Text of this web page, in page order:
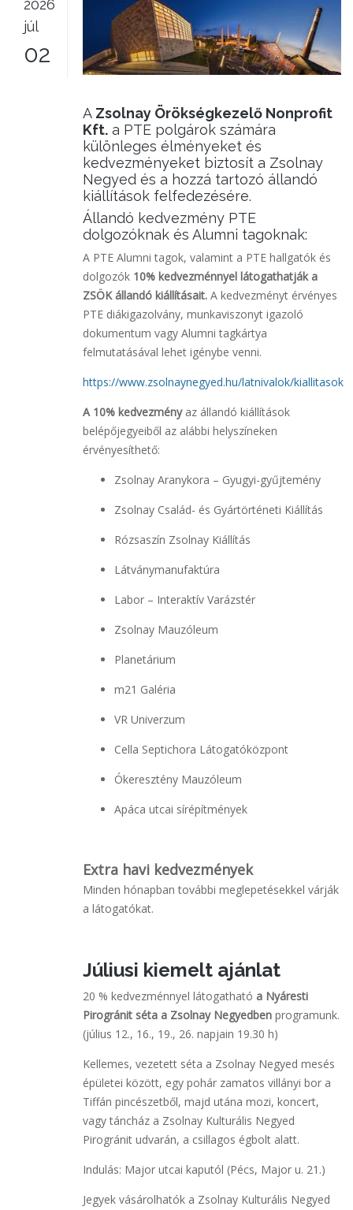
2026
júl
02
A Zsolnay Örökségkezelő Nonprofit
Kft. a PTE polgárok számára
különleges élményeket és
kedvezményeket biztosít a Zsolnay
Negyed és a hozzá tartozó állandó
kiállítások felfedezésére.
Állandó kedvezmény PTE
dolgozóknak és Alumni tagoknak:
A PTE Alumni tagok, valamint a PTE hallgatók és
dolgozók 10% kedvezménnyel látogathatják a
ZSÖK állandó kiállításait. A kedvezményt érvényes
PTE diákigazolvány, munkaviszonyt igazoló
dokumentum vagy Alumni tagkártya
felmutatásával lehet igénybe venni.
https://www.zsolnaynegyed.hu/latnivalok/kiallitasok
A 10% kedvezményaz állandó kiállítások
belépőjegyeiből az alábbi helyszíneken
érvényesíthető:
Zsolnay Aranykora – Gyugyi-gyűjtemény
Zsolnay Család- és Gyártörténeti Kiállítás
Rózsaszín Zsolnay Kiállítás
Látványmanufaktúra
Labor – Interaktív Varázstér
Zsolnay Mauzóleum
Planetárium
m21 Galéria
VR Univerzum
Cella Septichora Látogatóközpont
Ókeresztény Mauzóleum
Apáca utcai sírépítmények
Extra havi kedvezmények
Minden hónapban további meglepetésekkel várják
a látogatókat.
Júliusi kiemelt ajánlat
20 % kedvezménnyel látogatható a Nyáresti
Pirogránit séta a Zsolnay Negyedben programunk.
(július 12., 16., 19., 26. napjain 19.30 h)
Kellemes, vezetett séta a Zsolnay Negyed mesés
épületei között, egy pohár zamatos villányi bor a
Tiffán pincészetből, majd utána mozi, koncert,
vagy táncház a Zsolnay Kulturális Negyed
Pirogránit udvarán, a csillagos égbolt alatt.
Indulás: Major utcai kaputól (Pécs, Major u. 21.)
Jegyek vásárolhatók a Zsolnay Kulturális Negyed